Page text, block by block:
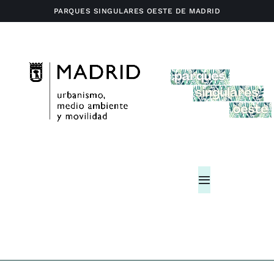
al
PARQUES SINGULARES OESTE DE MADRID
Toggle